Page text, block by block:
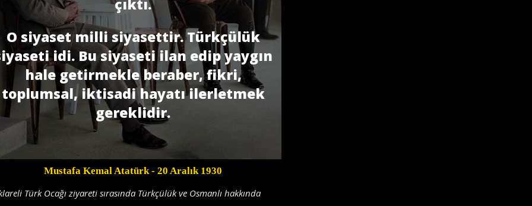
çıktı.
O siyaset milli siyasettir. Türkçülük
idi. Bu siyaseti ilan edip yaygın
hale getirmekle beraber, fikri,
toplumsal, iktisadi hayatı ilerletmek
gereklidir.
Mustafa Kemal Atatürk - 20 Aralık 1930
Türk Ocağı ziyareti sırasında Türkçülük ve Osmanlı hakkında